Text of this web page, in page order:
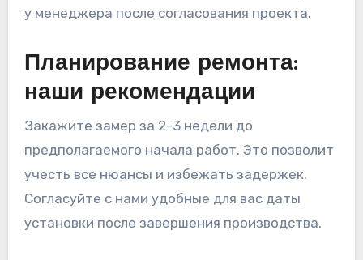
у менеджера после согласования проекта.
Планирование ремонта:
наши рекомендации
Закажите замер за 2-3 недели до
предполагаемого начала работ. Это позволит
учесть все нюансы и избежать задержек.
Согласуйте с нами удобные для вас даты
установки после завершения производства.